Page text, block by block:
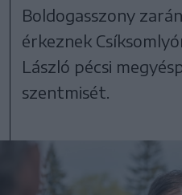
Boldogasszony
érkeznek
László pécsi
szentmisét.